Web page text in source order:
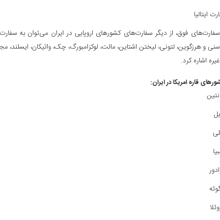
ایتالیا
سفارت‌های فوق، از دیگر سفارت‌های کشورهای اروپایی در ایران می‌توان به سفارت
و هرزگوین، لتونی، لیختن اشتاین، مالت، لوکزامبورگ، چک، واتیکان، ایسلند،
اشاره کرد.
قاره امریکا در ایران: